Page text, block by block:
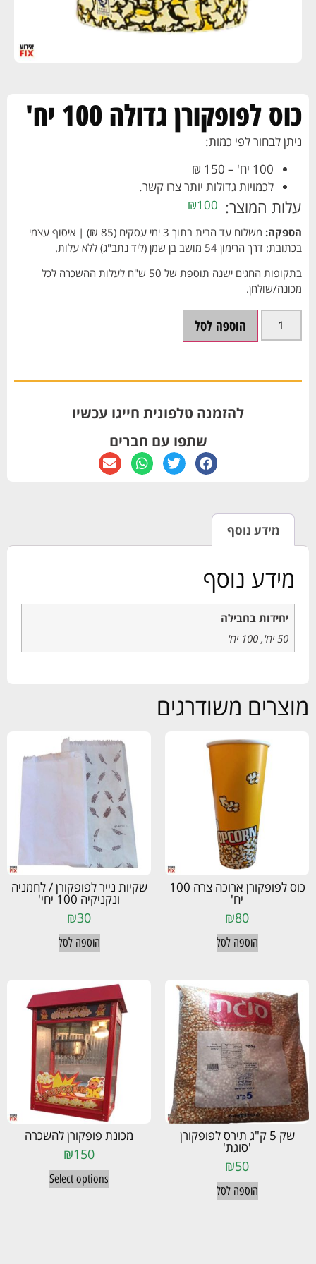
כוס לפופקורן גדולה 100 יח'
ניתן לבחור לפי כמות:
100 יח' – 150 ₪
לכמויות גדולות יותר צרו קשר.
עלות המוצר: ₪100
הספקה:
משלוח עד הבית בתוך 3 ימי עסקים (85 ₪) | איסוף עצמי
בכתובת: דרך הרימון 54 מושב בן שמן (ליד נתב"ג) ללא עלות.
בתקופות החגים ישנה תוספת של 50 ש"ח לעלות ההשכרה לכל
מכונה/שולחן.
הוספה לסל
להזמנה טלפונית חייגו עכשיו
שתפו עם חברים
מידע נוסף
מידע נוסף
יחידות בחבילה
50 יח', 100 יח'
מוצרים משודרגים
כוס לפופקורן ארוכה צרה 100
יח'
₪80
הוספה לסל
שקיות נייר לפופקורן / לחמניה
ונקניקיה 100 יחי'
₪30
הוספה לסל
שק 5 ק"ג תירס לפופקורן
'סוגת'
₪50
הוספה לסל
מכונת פופקורן להשכרה
₪150
Select options